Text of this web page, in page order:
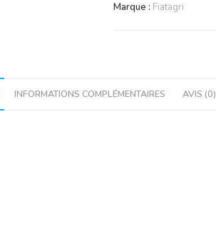
Marque : Fiatagri
INFORMATIONS COMPLÉMENTAIRES AVIS (0)